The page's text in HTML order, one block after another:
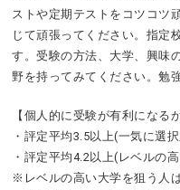
ストや定期テストをコツコツ
じて頑張ってください。指定
す。受験の方法、大学、興味
野を持ってみてください。勉
【個人的に受験が有利になる
・評定平均3.5以上(一気に選
・評定平均4.2以上(レベルの
※レベルの高い大学を狙う人